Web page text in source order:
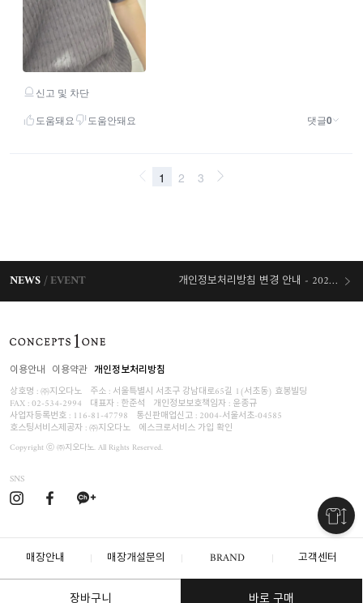
NEWS EVENT 개인정보처리방침 변경 안내 - 2026/07/30 시행
이용안내 이용약관 개인정보처리방침
상호명 : ㈜지오다노 주소 : 서울특별시 서초구 강남대로65길 1(서초동) 효봉빌딩
FAX : 02-534-2994 대표자 : 한준석 개인정보보호책임자 : 윤종규
사업자등록번호 : 116-81-47798 통신판매업신고 : 2004-서울서초-04585
호스팅서비스제공자 : ㈜지오다노 에스크로서비스 가입 확인
Copyright ⓒ ㈜지오다노. All Rights Reserved.
SNS
매장안내 매장개설문의 BRAND 고객센터